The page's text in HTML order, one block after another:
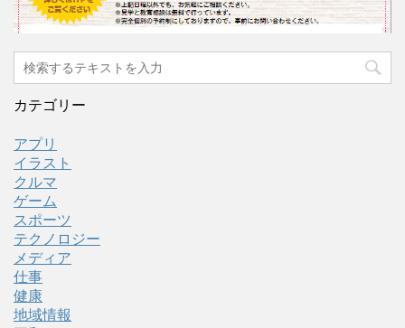
カテゴリー
アプリ
イラスト
クルマ
ゲーム
スポーツ
テクノロジー
メディア
仕事
健康
地域情報